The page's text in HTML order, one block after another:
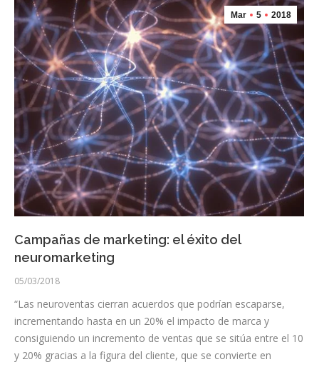
Mar 5 2018
Campañas de marketing: el éxito del
neuromarketing
05/03/2018
“Las neuroventas cierran acuerdos que podrían escaparse,
incrementando hasta en un 20% el impacto de marca y
consiguiendo un incremento de ventas que se sitúa entre el 10
y 20% gracias a la figura del cliente, que se convierte en